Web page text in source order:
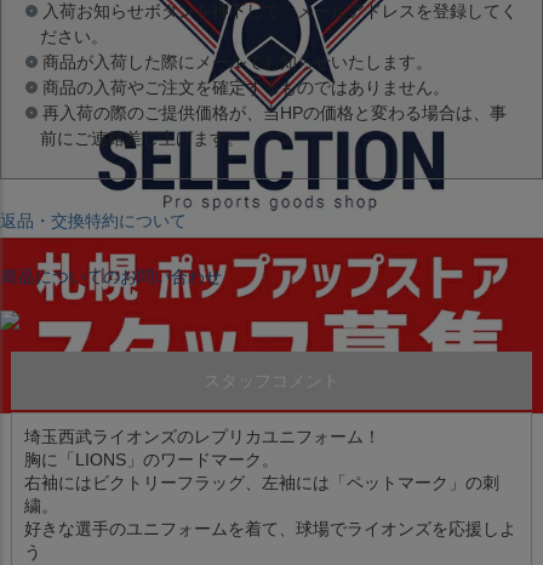
入荷お知らせボタンを押下して、メールアドレスを登録してく
ださい。
商品が入荷した際にメールでお知らせいたします。
商品の入荷やご注文を確定するものではありません。
再入荷の際のご提供価格が、当HPの価格と変わる場合は、事
前にご連絡差し上げます。
返品・交換特約について
商品についてのお問い合わせ
スタッフコメント
埼玉西武ライオンズのレプリカユニフォーム！
胸に「LIONS」のワードマーク。
右袖にはビクトリーフラッグ、左袖には「ペットマーク」の刺
繍。
好きな選手のユニフォームを着て、球場でライオンズを応援しよ
う